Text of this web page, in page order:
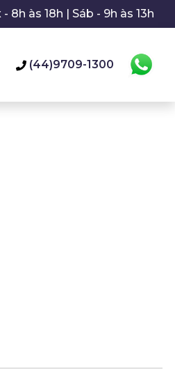
- 8h às 18h | Sáb - 9h às 13h
(44)9709-1300